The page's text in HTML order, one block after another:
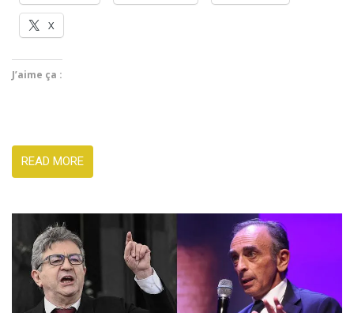
X
J’aime ça :
READ MORE